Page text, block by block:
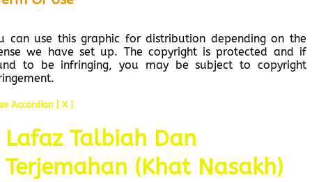
can use this graphic for distribution depending on the
we have set up. The copyright is protected and if
to be infringing, you may be subject to copyright
Accordian [ X ]
Lafaz Talbiah Dan
Terjemahan (Khat Nasakh)